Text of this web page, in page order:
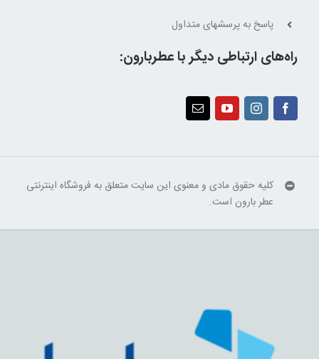
پاسخ به پرسشهای متداول
راه‌های ارتباطی دیگر با عطربارون:
کلیه حقوق مادی و معنوی این سایت متعلق به فروشگاه اینترنتی
عطر بارون است.